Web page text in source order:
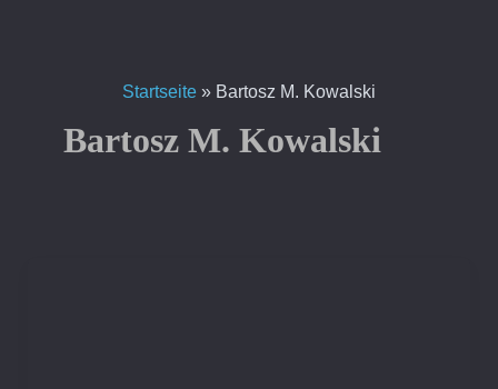
Startseite » Bartosz M. Kowalski
Bartosz M. Kowalski